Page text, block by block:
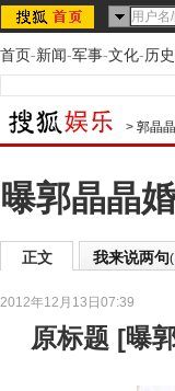
首页-新闻-军事-文化-历史
> 郭晶
曝郭晶晶
正文 我来说两句(
2012年12月13日07:39
原标题 [曝